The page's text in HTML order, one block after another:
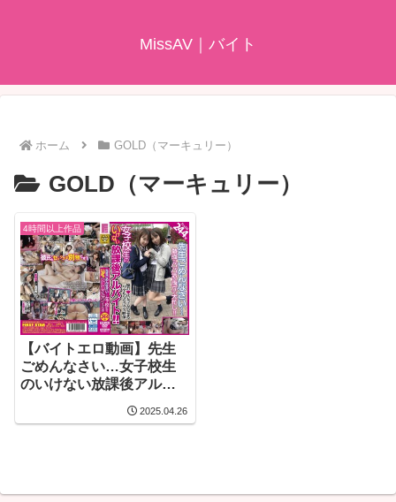
MissAV｜バイト
ホーム GOLD（マーキュリー）
GOLD（マーキュリー）
4時間以上作品
【バイトエロ動画】先生
ごめんなさい…女子校生
のいけない放課後アルバ
2025.04.26